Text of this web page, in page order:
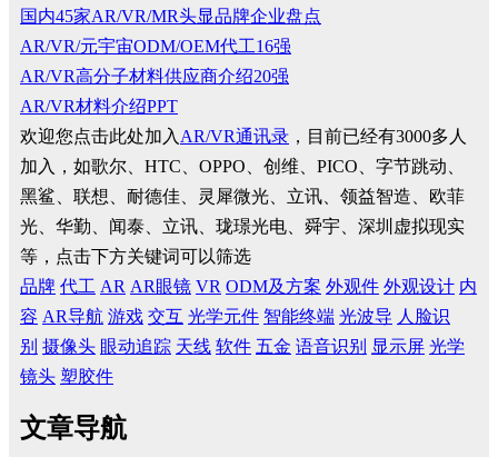
国内45家AR/VR/MR头显品牌企业盘点
AR/VR/元宇宙ODM/OEM代工16强
AR/VR高分子材料供应商介绍20强
AR/VR材料介绍PPT
欢迎您点击此处加入 AR/VR通讯录 ，目前已经有3000多人
加入，如歌尔、HTC、OPPO、创维、PICO、字节跳动、
黑鲨、联想、耐德佳、灵犀微光、立讯、领益智造、欧菲
光、华勤、闻泰、立讯、珑璟光电、舜宇、深圳虚拟现实
等，点击下方关键词可以筛选
品牌 代工 AR AR眼镜 VR ODM及方案 外观件 外观设计 内
容 AR导航 游戏 交互 光学元件 智能终端 光波导 人脸识
别 摄像头 眼动追踪 天线 软件 五金 语音识别 显示屏 光学
镜头 塑胶件
文章导航